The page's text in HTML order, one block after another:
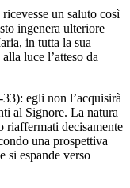
un saluto così
ingenera ulteriore
in tutta la sua
luce l’atteso da
egli non l’acquisirà
al Signore. La natura
riaffermati decisamente
una prospettiva
si espande verso